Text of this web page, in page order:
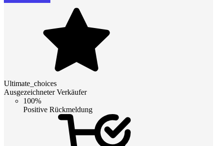
Ultimate_choices
Ausgezeichneter Verkäufer
100%
Positive Rückmeldung